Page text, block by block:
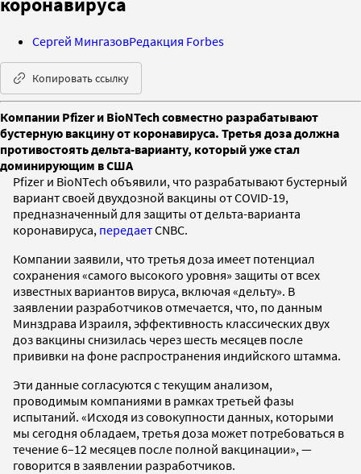
Сергей МингазовРедакция Forbes
Копировать ссылку
Компании Pfizer и BioNTech совместно разрабатывают
бустерную вакцину от коронавируса. Третья доза должна
противостоять дельта-варианту, который уже стал
доминирующим в США
Pfizer и BioNTech объявили, что разрабатывают бустерный
вариант своей двухдозной вакцины от COVID-19,
предназначенный для защиты от дельта-варианта
коронавируса, передаетCNBC.
Компании заявили, что третья доза имеет потенциал
сохранения «самого высокого уровня» защиты от всех
известных вариантов вируса, включая «дельту». В
заявлении разработчиков отмечается, что, по данным
Минздрава Израиля, эффективность классических двух
доз вакцины снизилась через шесть месяцев после
прививки на фоне распространения индийского штамма.
Эти данные согласуются с текущим анализом,
проводимым компаниями в рамках третьей фазы
испытаний. «Исходя из совокупности данных, которыми
мы сегодня обладаем, третья доза может потребоваться в
течение 6–12 месяцев после полной вакцинации», —
говорится в заявлении разработчиков.